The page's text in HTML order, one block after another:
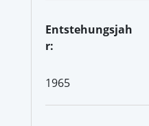
Entstehungsjah
r:
1965